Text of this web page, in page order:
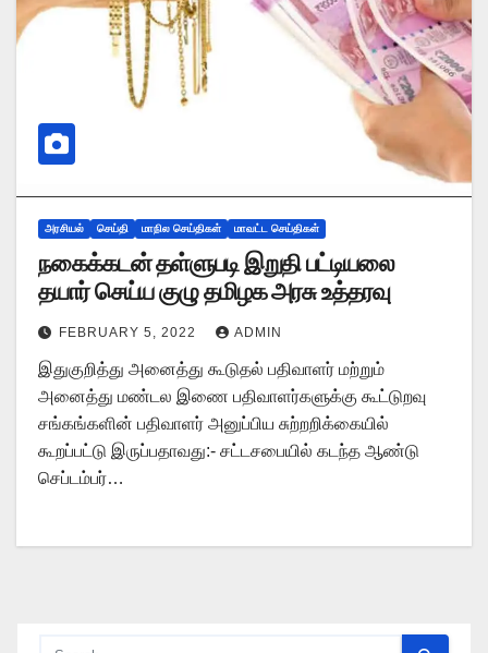
அரசியல் செய்தி மாநில செய்திகள் மாவட்ட செய்திகள்
நகைக்கடன் தள்ளுபடி இறுதி பட்டியலை
தயார் செய்ய குழு தமிழக அரசு உத்தரவு
FEBRUARY 5, 2022 ADMIN
இதுகுறித்து அனைத்து கூடுதல் பதிவாளர் மற்றும்
அனைத்து மண்டல இணை பதிவாளர்களுக்கு கூட்டுறவு
சங்கங்களின் பதிவாளர் அனுப்பிய சுற்றறிக்கையில்
கூறப்பட்டு இருப்பதாவது:- சட்டசபையில் கடந்த ஆண்டு
செப்டம்பர்…